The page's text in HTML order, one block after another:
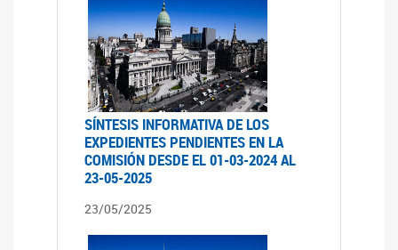
SÍNTESIS INFORMATIVA DE LOS
EXPEDIENTES PENDIENTES EN LA
COMISIÓN DESDE EL 01-03-2024 AL
23-05-2025
23/05/2025